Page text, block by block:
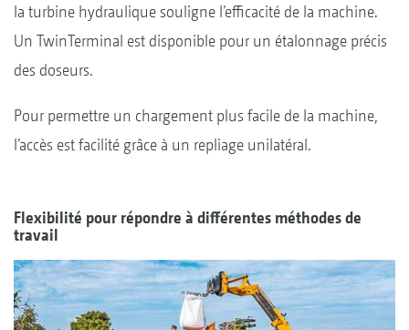
la turbine hydraulique souligne l’efficacité de la machine.
Un TwinTerminal est disponible pour un étalonnage précis
des doseurs.
Pour permettre un chargement plus facile de la machine,
l’accès est facilité grâce à un repliage unilatéral.
Flexibilité pour répondre à différentes méthodes de
travail